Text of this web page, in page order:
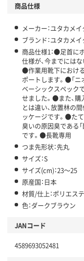
商品仕様
メーカー：ユタカメイ
ブランド：ユタカメイ
商品仕様1：●足首に
仕様が、今までには
●作業用靴下におけ
ポートします。●「ニ
ベーシックスペック
せました。●また、
とは違い、放置林の
ッケージです。●た
臭いの原因臭である
です。●長靴専用
つま先形状：先丸
サイズ：S
サイズ(cm)：23～25
原産国：日本
材質/仕上：ポリエス
色：ダークブラウン
JANコード
4589693052481